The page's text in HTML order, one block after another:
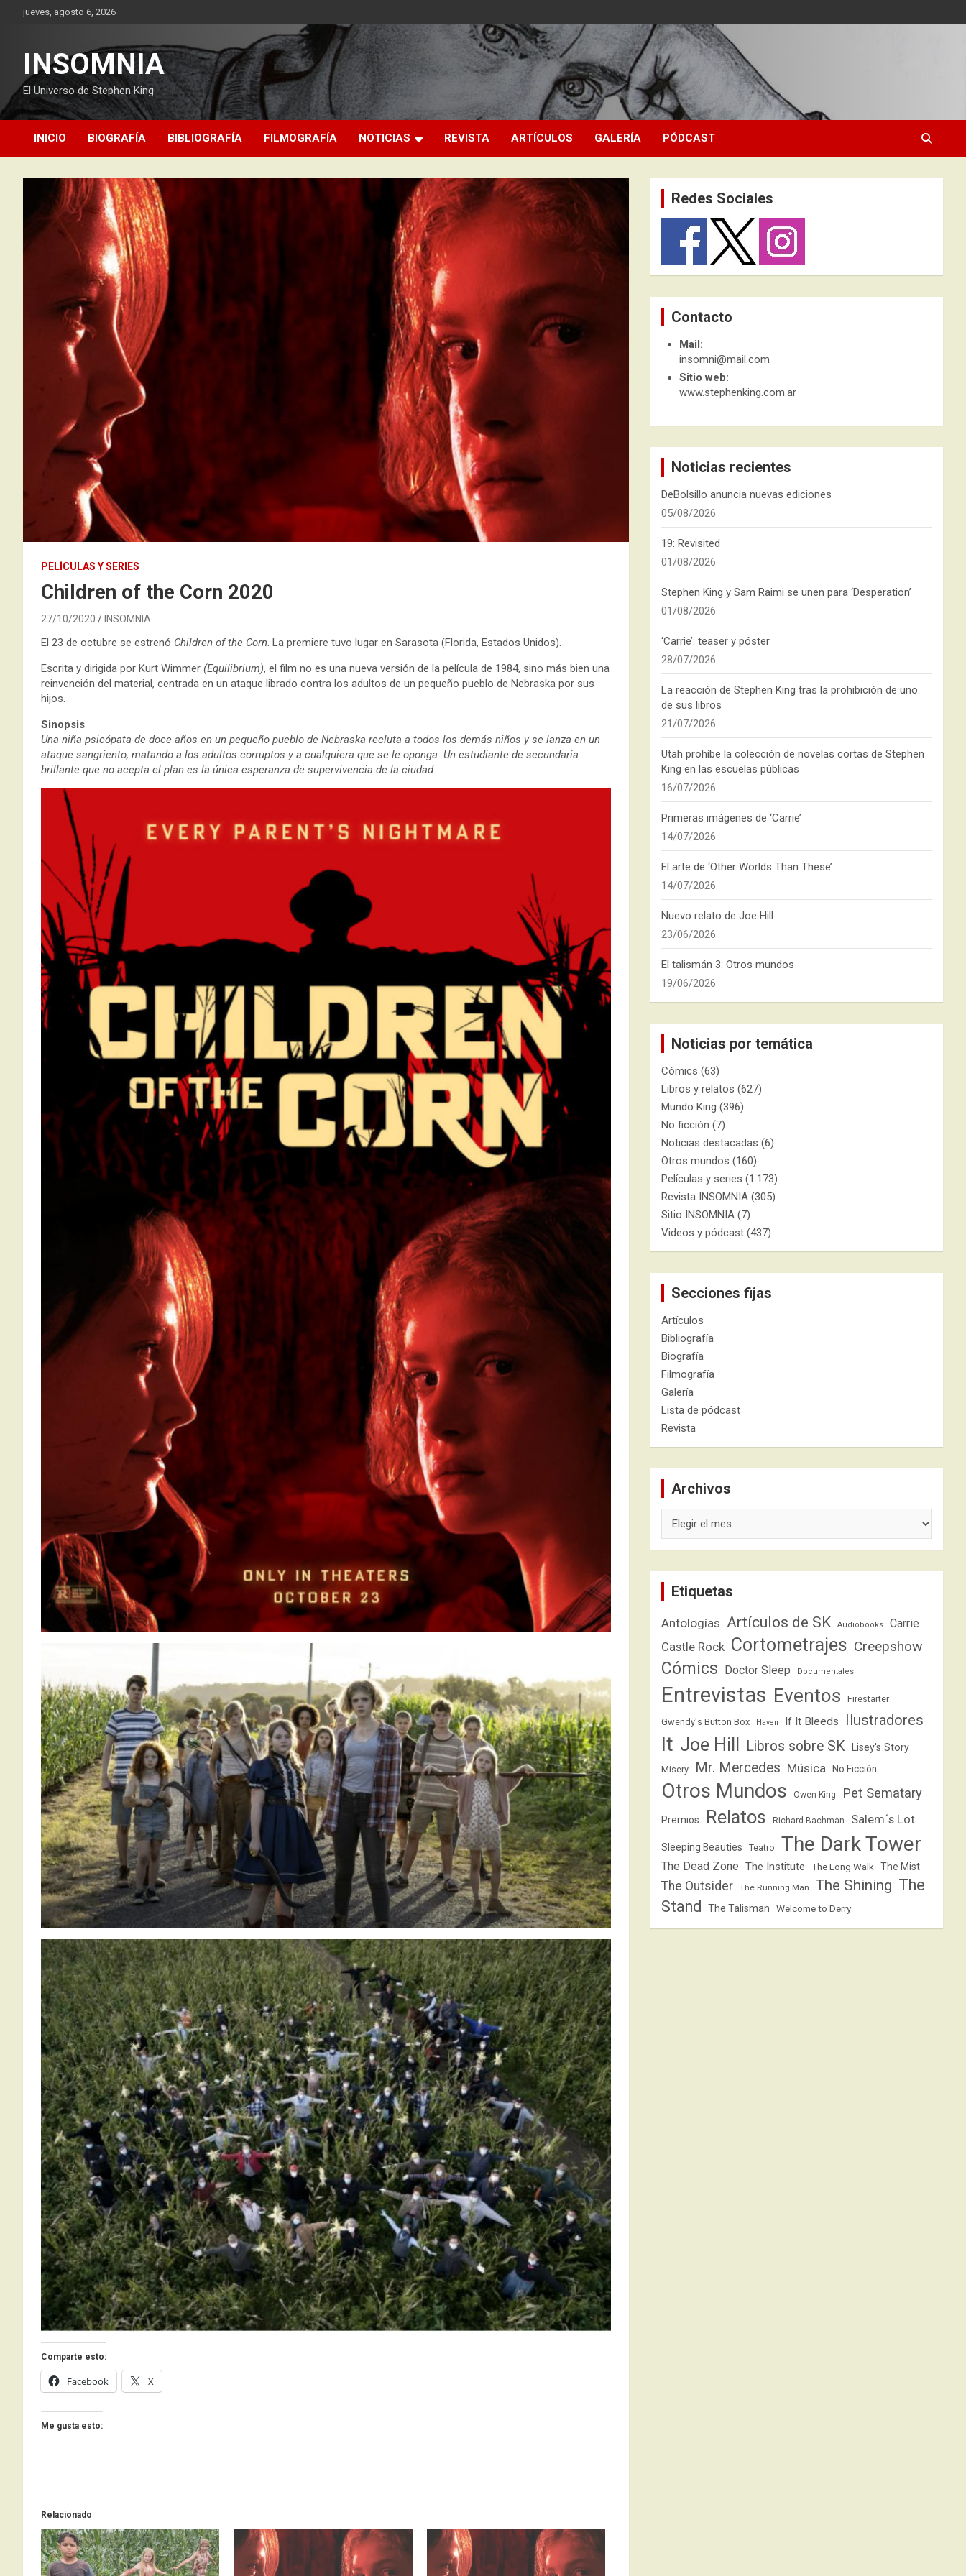
Saltarjueves, agosto 6, 2026
INSOMNIA
El Universo de Stephen King
INICIO BIOGRAFÍA BIBLIOGRAFÍA FILMOGRAFÍA NOTICIAS REVISTA ARTÍCULOS GALERÍA PÓDCAST
PELÍCULAS Y SERIES
Children of the Corn 2020
27/10/2020 INSOMNIA
El 23 de octubre se estrenó Children of the Corn. La premiere tuvo lugar en Sarasota (Florida, Estados Unidos).
Escrita y dirigida por Kurt Wimmer (Equilibrium), el film no es una nueva versión de la película de 1984, sino más bien una
reinvención del material, centrada en un ataque librado contra los adultos de un pequeño pueblo de Nebraska por sus
hijos.
Sinopsis
Una niña psicópata de doce años en un pequeño pueblo de Nebraska recluta a todos los demás niños y se lanza en un
ataque sangriento, matando a los adultos corruptos y a cualquiera que se le oponga. Un estudiante de secundaria
brillante que no acepta el plan es la única esperanza de supervivencia de la ciudad.
Comparte esto:
Facebook X
Me gusta esto:
Relacionado
Redes Sociales
Contacto
Mail:
insomni@mail.com
Sitio web:
www.stephenking.com.ar
Noticias recientes
DeBolsillo anuncia nuevas ediciones
05/08/2026
19: Revisited
01/08/2026
Stephen King y Sam Raimi se unen para ‘Desperation’
01/08/2026
‘Carrie’: teaser y póster
28/07/2026
La reacción de Stephen King tras la prohibición de uno
de sus libros
21/07/2026
Utah prohíbe la colección de novelas cortas de Stephen
King en las escuelas públicas
16/07/2026
Primeras imágenes de ‘Carrie’
14/07/2026
El arte de ‘Other Worlds Than These’
14/07/2026
Nuevo relato de Joe Hill
23/06/2026
El talismán 3: Otros mundos
19/06/2026
Noticias por temática
Cómics (63)
Libros y relatos (627)
Mundo King (396)
No ficción (7)
Noticias destacadas (6)
Otros mundos (160)
Películas y series (1.173)
Revista INSOMNIA (305)
Sitio INSOMNIA (7)
Videos y pódcast (437)
Secciones fijas
Artículos
Bibliografía
Biografía
Filmografía
Galería
Lista de pódcast
Revista
Archivos
Etiquetas
Antologías Artículos de SK Audiobooks Carrie
Castle Rock Cortometrajes Creepshow
Cómics Doctor Sleep Documentales
Entrevistas Eventos Firestarter
Gwendy's Button Box Haven If It Bleeds Ilustradores
It Joe Hill Libros sobre SK Lisey's Story
Misery Mr. Mercedes Música No Ficción
Otros Mundos Owen King Pet Sematary
Premios Relatos Richard Bachman Salem´s Lot
Sleeping Beauties Teatro The Dark Tower
The Dead Zone The Institute The Long Walk The Mist
The Outsider The Running Man The Shining The
Stand
The Talisman Welcome to Derry